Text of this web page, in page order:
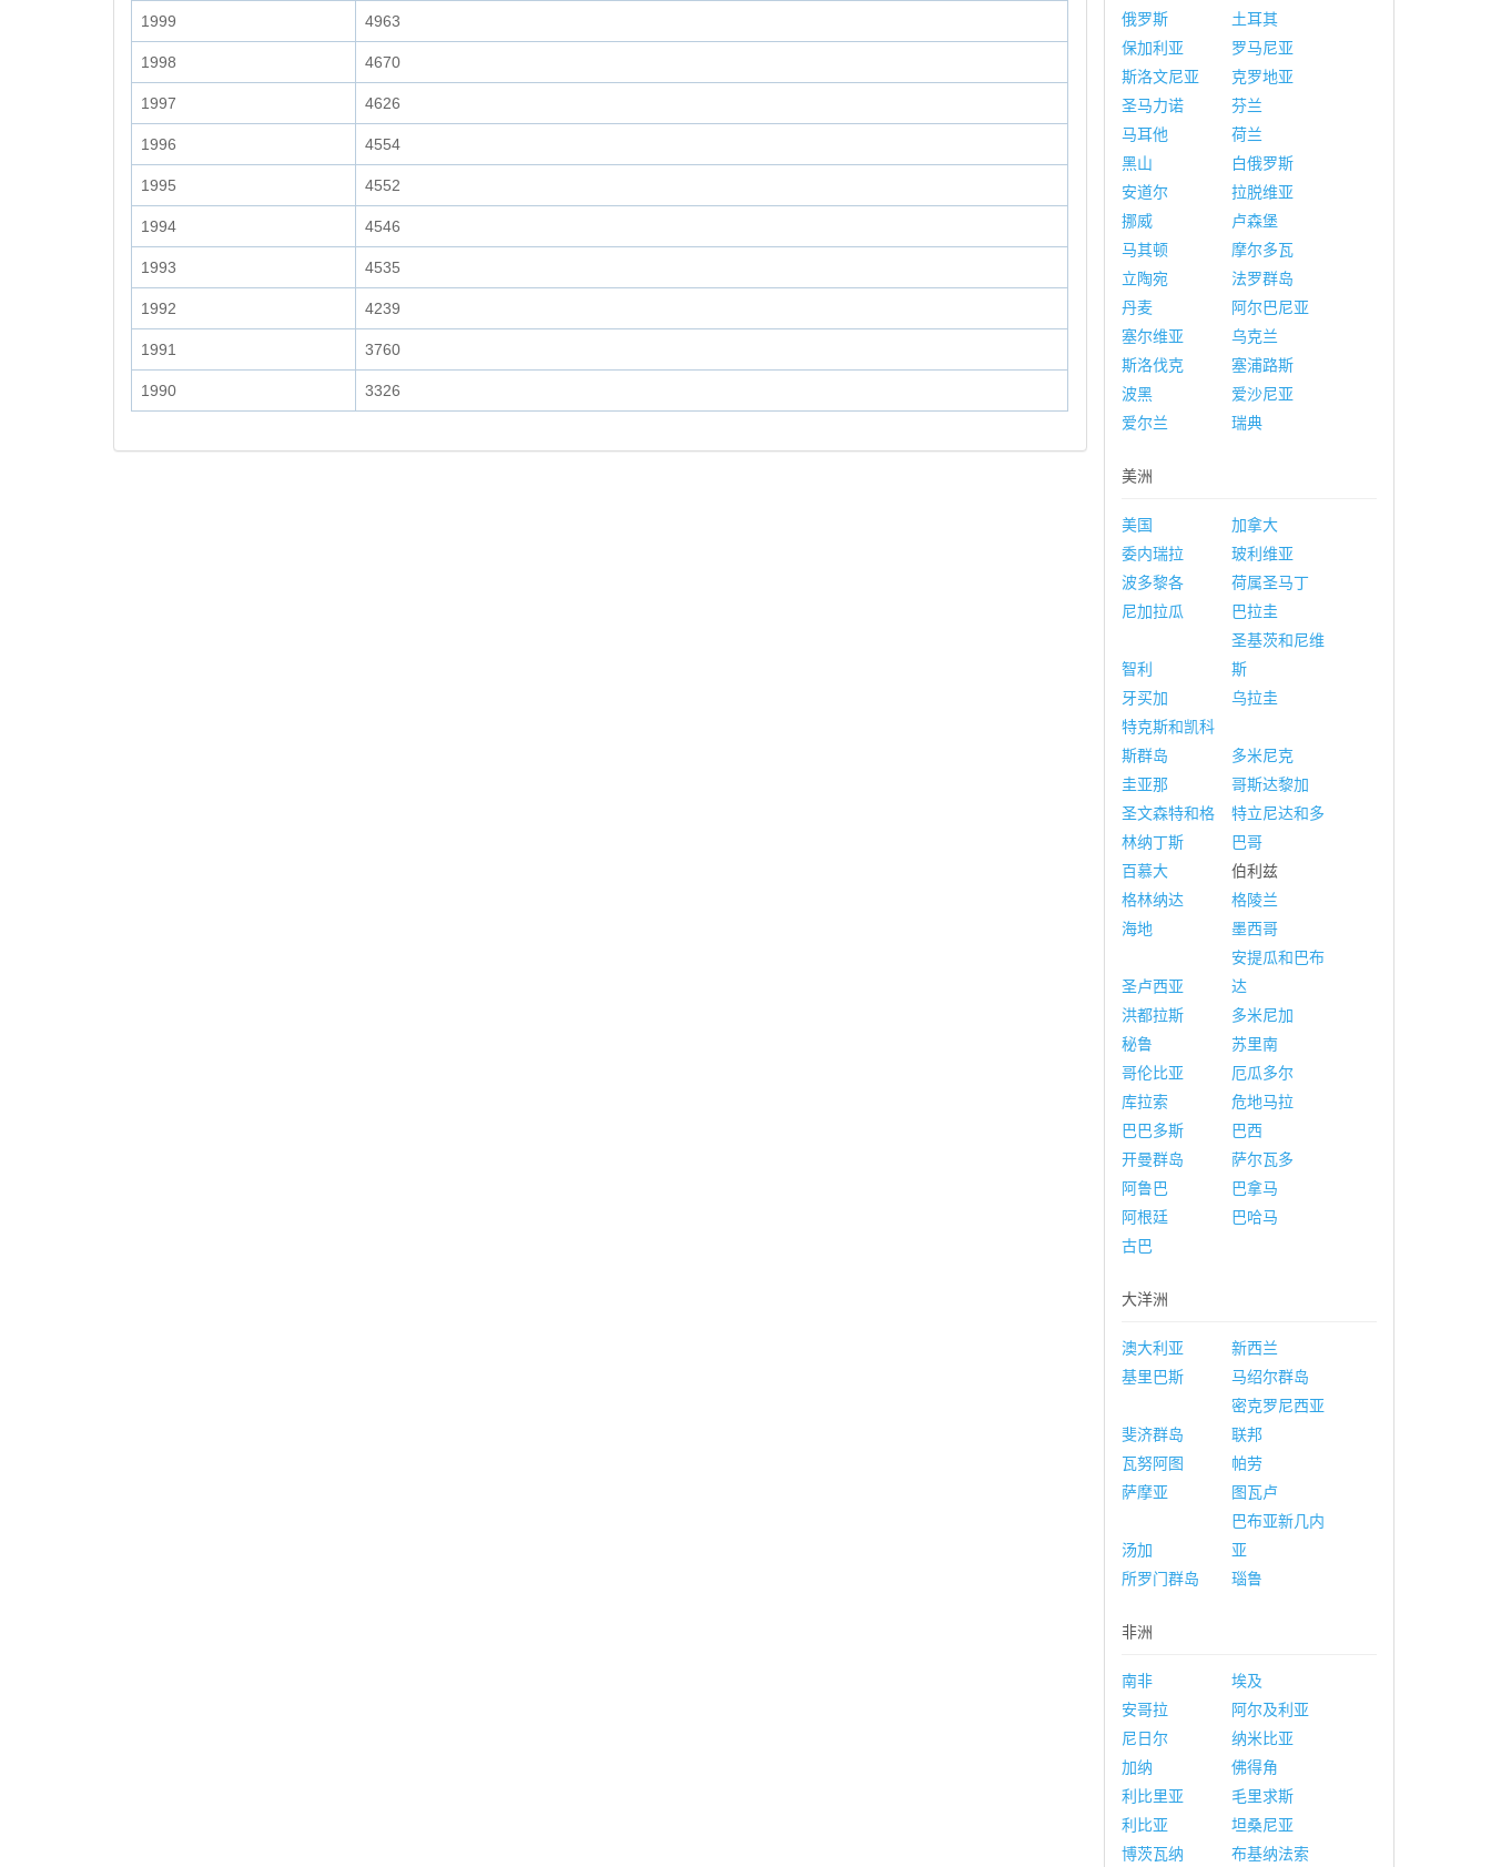
1999 4963
1998 4670
1997 4626
1996 4554
1995 4552
1994 4546
1993 4535
1992 4239
1991 3760
1990 3326
俄罗斯
土耳其
保加利亚
罗马尼亚
斯洛文尼亚
克罗地亚
圣马力诺
芬兰
马耳他
荷兰
黑山
白俄罗斯
安道尔
拉脱维亚
挪威
卢森堡
马其顿
摩尔多瓦
立陶宛
法罗群岛
丹麦
阿尔巴尼亚
塞尔维亚
乌克兰
斯洛伐克
塞浦路斯
波黑
爱沙尼亚
爱尔兰
瑞典
美洲
美国
加拿大
委内瑞拉
玻利维亚
波多黎各
荷属圣马丁
尼加拉瓜
巴拉圭
智利
圣基茨和尼维
斯
牙买加
乌拉圭
特克斯和凯科
斯群岛
多米尼克
圭亚那
哥斯达黎加
圣文森特和格
林纳丁斯
特立尼达和多
巴哥
百慕大
伯利兹
格林纳达
格陵兰
海地
墨西哥
圣卢西亚
安提瓜和巴布
达
洪都拉斯
多米尼加
秘鲁
苏里南
哥伦比亚
厄瓜多尔
库拉索
危地马拉
巴巴多斯
巴西
开曼群岛
萨尔瓦多
阿鲁巴
巴拿马
阿根廷
巴哈马
古巴
大洋洲
澳大利亚
新西兰
基里巴斯
马绍尔群岛
斐济群岛
密克罗尼西亚
联邦
瓦努阿图
帕劳
萨摩亚
图瓦卢
汤加
巴布亚新几内
亚
所罗门群岛
瑙鲁
非洲
南非
埃及
安哥拉
阿尔及利亚
尼日尔
纳米比亚
加纳
佛得角
利比里亚
毛里求斯
利比亚
坦桑尼亚
博茨瓦纳
布基纳法索